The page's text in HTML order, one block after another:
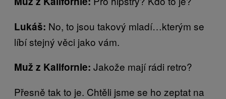
Lukáš: No, to jsou takový mladí…kterým se
líbí stejný věci jako vám.
Muž z Kalifornie: Jakože mají rádi retro?
Přesně tak to je. Chtěli jsme se ho zeptat na